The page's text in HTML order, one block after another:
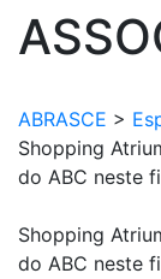
ABRASCE >
Shopping
do ABC neste
Shopping
do ABC neste